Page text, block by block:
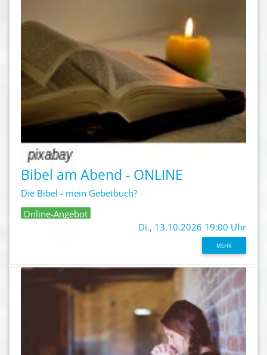
Bibel am Abend - ONLINE
Die Bibel - mein Gebetbuch?
Online-Angebot
Di., 13.10.2026 19:00 Uhr
MEHR